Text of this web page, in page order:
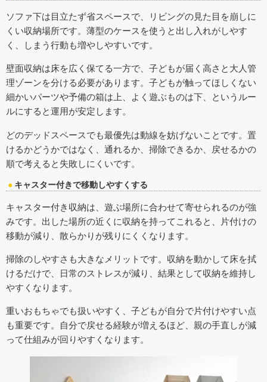
ソファ下は目立たず省スペースで、リビングの見た目を崩しに
くい収納場所です。薄型のケースを使うと出し入れがしやす
く、しまう行動も増やしやすいです。
壁面収納は床を広く保てる一方で、子どもが届く高さと大人管
理ゾーンを分ける必要があります。子どもが触ってほしくない
細かいパーツや予備の箱は上、よく遊ぶものは下、というルー
ルにすると運用が安定します。
どのデッドスペースでも最優先は動線を妨げないことです。置
けるかどうかではなく、通れるか、掃除できるか、戻せるかの
順で考えると失敗しにくいです。
キャスター付きで移動しやすくする
キャスター付き収納は、遊ぶ場所に合わせて寄せられるのが強
みです。出した場所の近くに収納を持ってこれると、片付けの
移動が減り、散らかりが残りにくくなります。
掃除のしやすさも大きなメリットです。収納を動かして床を拭
けるだけで、日常のストレスが減り、結果として収納を維持し
やすくなります。
重いおもちゃでも扱いやすく、子どもが自分で片付けやすい点
も重要です。自分で戻せる経験が増えるほど、親の手直しが減
って仕組みが回りやすくなります。